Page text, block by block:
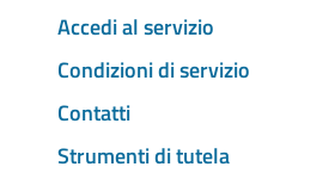
Accedi al servizio
Condizioni di servizio
Contatti
Strumenti di tutela